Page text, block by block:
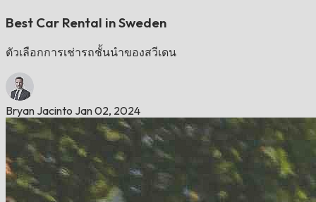
Best Car Rental in Sweden
ตัวเลือกการเช่ารถชั้นนำของสวีเดน
Bryan Jacinto Jan 02, 2024